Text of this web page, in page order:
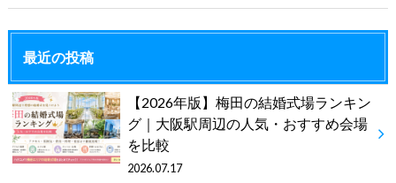
最近の投稿
【2026年版】梅田の結婚式場ランキン
グ｜大阪駅周辺の人気・おすすめ会場
を比較
2026.07.17